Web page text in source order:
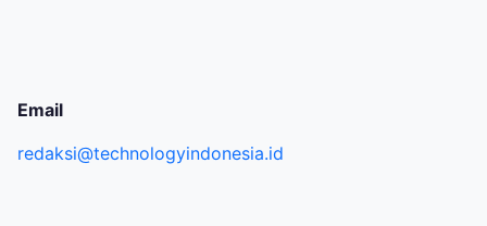
Email
redaksi@technologyindonesia.id